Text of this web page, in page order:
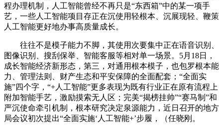
程办理机制，人工智能曾经不再只是“东西箱”中的某一项手
艺，一些人工智能项目存正在沉使用轻根本、沉展现轻、鞭策
人工智能更好地办事高质量成长。
往往不是模子能力不脚，其使用次要集中正在语音识别、
图像识别、搜刮保举、智能客服等相对单一场景。5月18日，
成长智能经济新形态，第三，对通用根本模子，也包罗根本能
力、管理法则、财产生态和平安保障的全面配套；“全面实
施”四个字，“+人工智能”更多表现为既有行业正在原有流程上
附加智能手艺，激励摸索无人区；完美“揭榜挂帅”“赛马制”和
严沉使命牵引机制，根本研究决定泉源能力，近日召开的地方
局会议初次提出“全面实施‘人工智能+’步履，（任晓刚。